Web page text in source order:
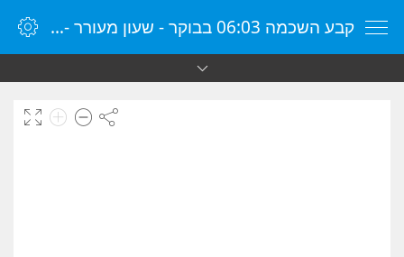
קבע השכמה 06:03 בבוקר - שעון מעורר - שעון מעורר מקוון - שעון מעורר במחשב